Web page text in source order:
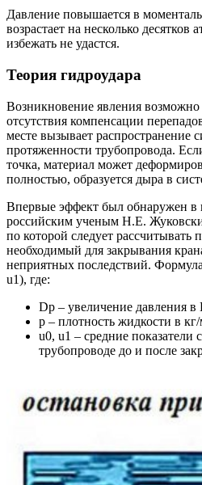
Давление повышается в
возрастает на несколько десятков
избежать не удастся.
Теория гидроудара
Возникновение явления
отсутствия компенсации
месте вызывает распространение
протяженности трубопровода.
точка, материал может
полностью, образуется дыра в
Впервые эффект был обнаружен в
российским ученым Н.Е.
по которой следует рассчитывать
необходимый для закрывания
неприятных последствий.
u1), где:
Dp – увеличение давления
p – плотность жидкости в
u0, u1 – средние показатели
трубопроводе до и после